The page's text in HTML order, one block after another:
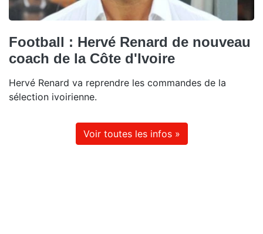
Football : Hervé Renard de nouveau
coach de la Côte d'Ivoire
Hervé Renard va reprendre les commandes de la
sélection ivoirienne.
Voir toutes les infos »